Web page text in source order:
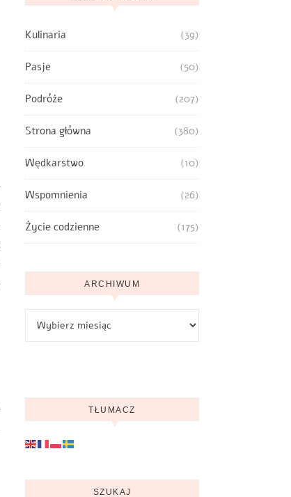
Kulinaria (39)
Pasje (50)
Podróże (207)
Strona główna (380)
Wędkarstwo (10)
Wspomnienia (26)
Życie codzienne (175)
ARCHIWUM
TŁUMACZ
SZUKAJ